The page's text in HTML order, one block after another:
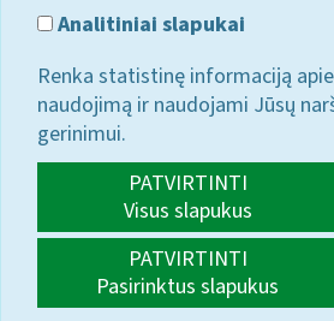
Analitiniai slapukai
Renka statistinę informaciją
naudojimą ir naudojami Jūsų
gerinimui.
PATVIRTINTI
Visus slapukus
PATVIRTINTI
Pasirinktus slapukus